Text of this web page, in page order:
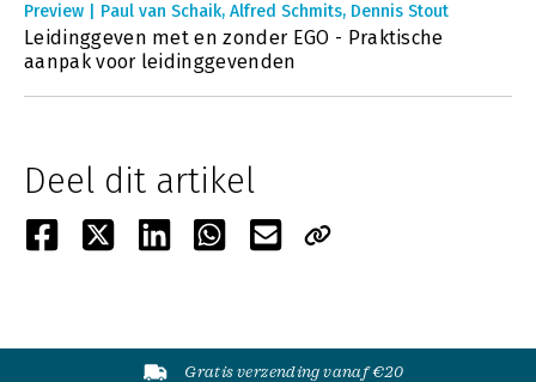
Preview | Paul van Schaik, Alfred Schmits, Dennis Stout
Leidinggeven met en zonder EGO - Praktische
aanpak voor leidinggevenden
Deel dit artikel
Gratis verzending vanaf €20